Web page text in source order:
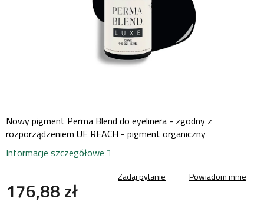
176,88 zł
Nowy pigment Perma Blend do eyelinera - zgodny z
rozporządzeniem UE REACH - pigment organiczny
Informacje szczegółowe
Zadaj pytanie Powiadom mnie